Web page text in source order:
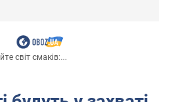
світ смаків:...